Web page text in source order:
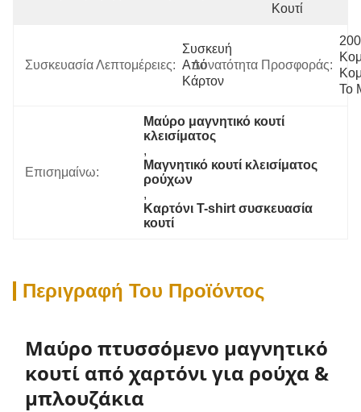
Κουτί
Συσκευασία Λεπτομέρειες:
Συσκευή
Από
Κάρτον
Δυνατότητα Προσφοράς:
Το
Επισημαίνω:
Μαύρο μαγνητικό κουτί
κλεισίματος
,
Μαγνητικό κουτί κλεισίματος
ρούχων
,
Καρτόνι T-shirt συσκευασία
κουτί
Περιγραφή Του Προϊόντος
Μαύρο πτυσσόμενο μαγνητικό
κουτί από χαρτόνι για ρούχα &
μπλουζάκια